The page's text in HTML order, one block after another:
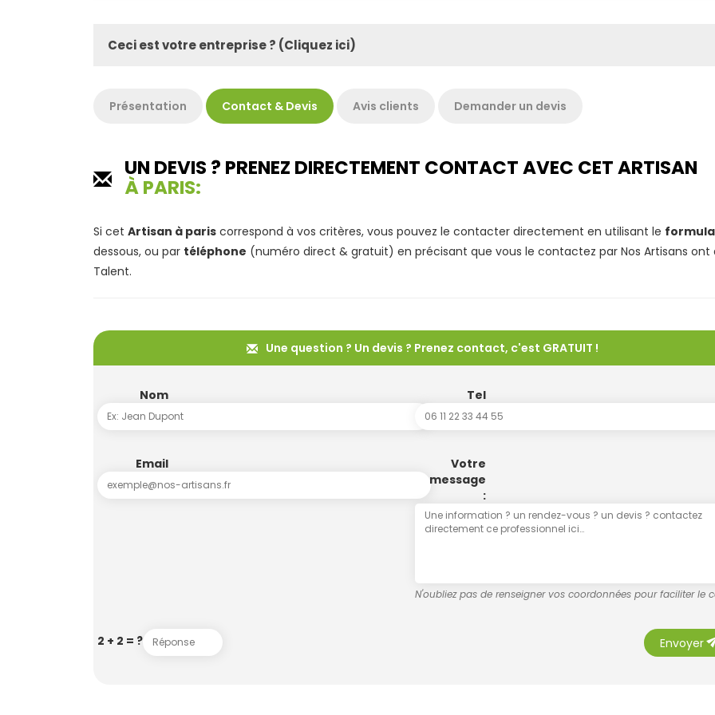
Ceci est votre entreprise ? (Cliquez ici)
Présentation Contact & Devis Avis clients Demander un devis
UN DEVIS ? PRENEZ DIRECTEMENT CONTACT AVEC CET ARTISAN
À PARIS:
Si cet Artisan à paris correspond à vos critères, vous pouvez le contacter directement en utilisant le
dessous, ou par téléphone (numéro direct & gratuit) en précisant que vous le contactez par Nos Artisans ont
Talent.
Une question ? Un devis ? Prenez contact, c'est GRATUIT !
Nom Tel
Email
Votre
message
:
N'oubliez pas de renseigner vos coordonnées pour faciliter le
2 + 2 = ? Envoyer